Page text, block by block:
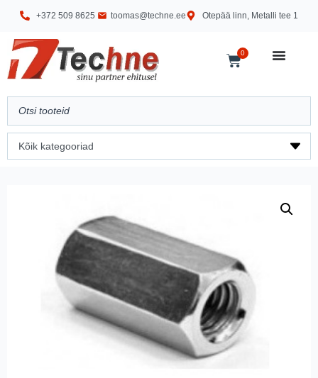
+372 509 8625 toomas@techne.ee Otepää linn, Metalli tee 1
0